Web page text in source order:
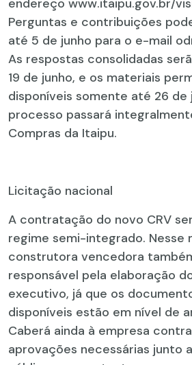
endereço www.itaipu.gov.br/
Perguntas e contribuições
até 5 de junho para o e-mail
As respostas consolidadas
19 de junho, e os materiais
disponíveis somente até 26 de
processo passará
Compras da Itaipu.
Licitação nacional
A contratação do novo CRV
regime semi-integrado. Nesse
construtora vencedora
responsável pela elaboração
executivo, já que os
disponíveis estão em nível de
Caberá ainda à empresa
aprovações necessárias junto